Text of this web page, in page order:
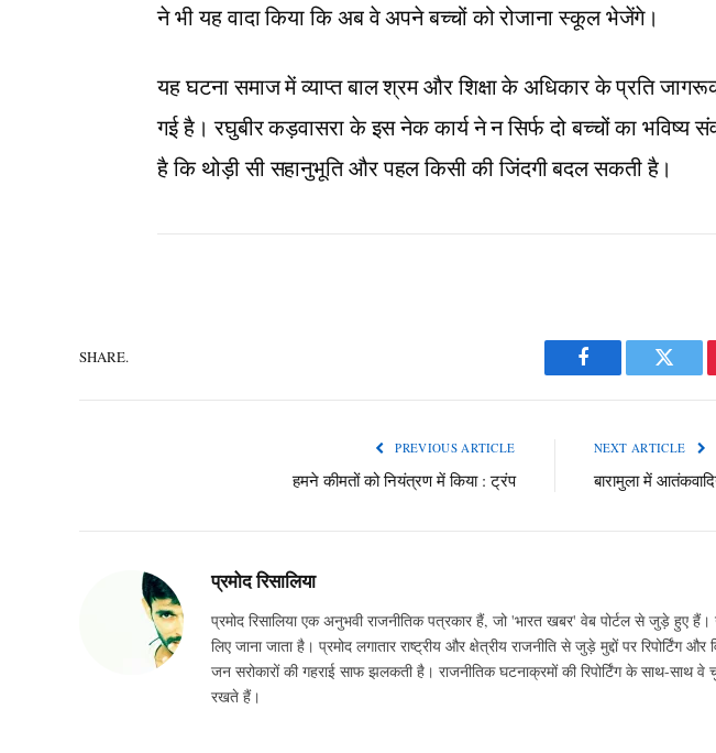
ने भी यह वादा किया कि अब वे अपने बच्चों को रोजाना स्कूल भेजेंगे।
यह घटना समाज में व्याप्त बाल श्रम और शिक्षा के अधिकार के प्रति
गई है। रघुबीर कड़वासरा के इस नेक कार्य ने न सिर्फ दो बच्चों का भविष्य
है कि थोड़ी सी सहानुभूति और पहल किसी की जिंदगी बदल सकती है।
SHARE.
Facebook
PREVIOUS ARTICLE
हमने कीमतों को नियंत्रण में किया : ट्रंप
NEXT ARTICLE
बारामुला में
प्रमोद रिसालिया
प्रमोद रिसालिया एक अनुभवी राजनीतिक पत्रकार हैं, जो 'भारत खबर' वेब पोर्टल से जुड़े हुए
लिए जाना जाता है। प्रमोद लगातार राष्ट्रीय और क्षेत्रीय राजनीति से जुड़े मुद्दों पर
जन सरोकारों की गहराई साफ झलकती है। राजनीतिक घटनाक्रमों की रिपोर्टिंग के साथ-साथ
रखते हैं।